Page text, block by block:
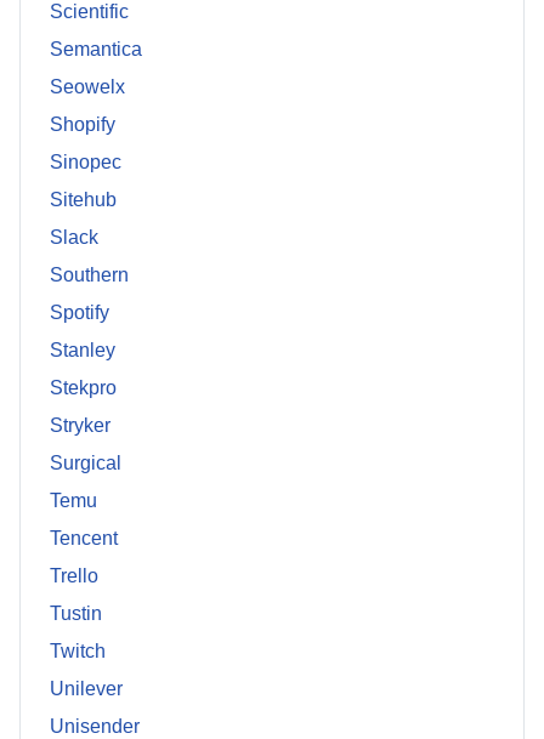
Scientific
Semantica
Seowelx
Shopify
Sinopec
Sitehub
Slack
Southern
Spotify
Stanley
Stekpro
Stryker
Surgical
Temu
Tencent
Trello
Tustin
Twitch
Unilever
Unisender